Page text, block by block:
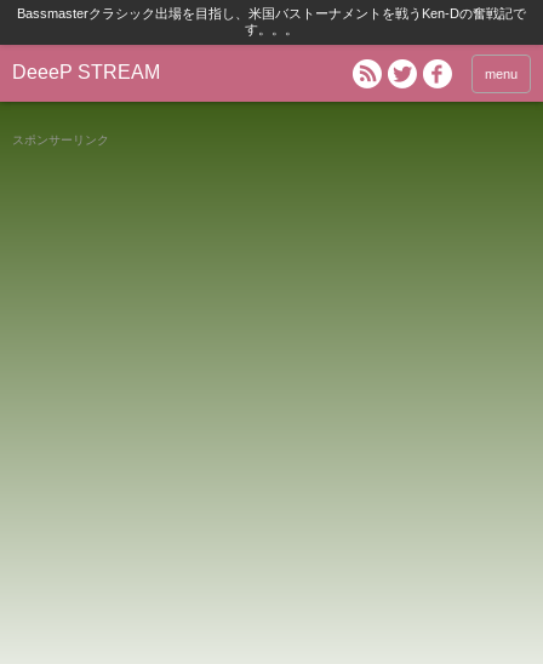
Bassmasterクラシック出場を目指し、米国バストーナメントを戦うKen-Dの奮戦記で
す。。。
DeeeP STREAM menu
スポンサーリンク